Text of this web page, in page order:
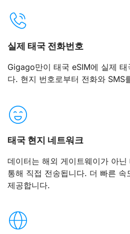
실제 태국 전화번호
Gigago만이 태국 eSIM에 실제 태
다. 현지 번호로부터 전화와 SMS
태국 현지 네트워크
데이터는 해외 게이트웨이가 아
통해 직접 전송됩니다. 더 빠른 속
제공합니다.